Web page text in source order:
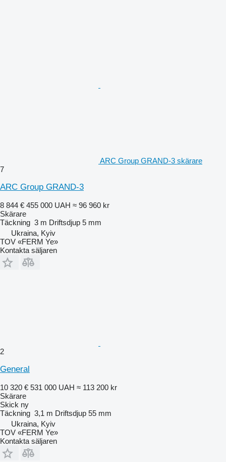
ARC Group GRAND-3 skärare
7
ARC Group GRAND-3
8 844 € 455 000 UAH ≈ 96 960 kr
Skärare
Täckning 3 m Driftsdjup 5 mm
Ukraina, Kyiv
TOV «FERM Ye»
Kontakta säljaren
2
General
10 320 € 531 000 UAH ≈ 113 200 kr
Skärare
Skick ny
Täckning 3,1 m Driftsdjup 55 mm
Ukraina, Kyiv
TOV «FERM Ye»
Kontakta säljaren